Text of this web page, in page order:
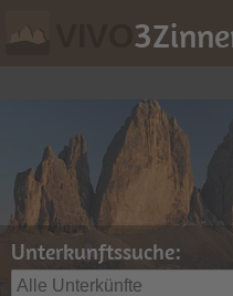
3
Unterkunftssuche: